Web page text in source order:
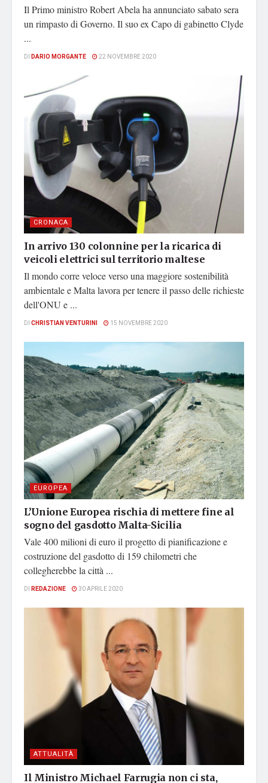
Il Primo ministro Robert Abela ha annunciato sabato sera
un rimpasto di Governo. Il suo ex Capo di gabinetto Clyde
...
DI DARIO MORGANTE 22 NOVEMBRE 2020
CRONACA
In arrivo 130 colonnine per la ricarica di
veicoli elettrici sul territorio maltese
Il mondo corre veloce verso una maggiore sostenibilità
ambientale e Malta lavora per tenere il passo delle richieste
dell'ONU e ...
DI CHRISTIAN VENTURINI 15 NOVEMBRE 2020
EUROPEA
L’Unione Europea rischia di mettere fine al
sogno del gasdotto Malta-Sicilia
Vale 400 milioni di euro il progetto di pianificazione e
costruzione del gasdotto di 159 chilometri che
collegherebbe la città ...
DI REDAZIONE 30 APRILE 2020
ATTUALITÀ
Il Ministro Michael Farrugia non ci sta,